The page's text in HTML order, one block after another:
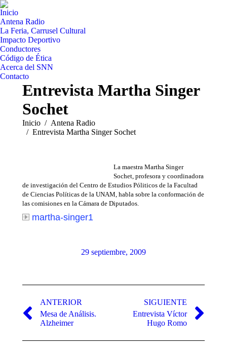
Inicio
Antena Radio
La Feria, Carrusel Cultural
Impacto Deportivo
Conductores
Código de Ética
Acerca del SNN
Contacto
Entrevista Martha Singer
Sochet
Estás aquí:
Inicio
Antena Radio
Entrevista Martha Singer Sochet
La maestra Martha Singer
Sochet, profesora y coordinadora
de investigación del Centro de Estudios Póliticos de la Facultad
de Ciencias Políticas de la UNAM, habla sobre la conformación de
las comisiones en la Cámara de Diputados.
martha-singer1
29 septiembre, 2009
entre
publicaciones
ANTERIOR
Publicación
anterior:
Mesa de Análisis.
Alzheimer
SIGUIENTE
Publicación
siguiente:
Entrevista Víctor
Hugo Romo